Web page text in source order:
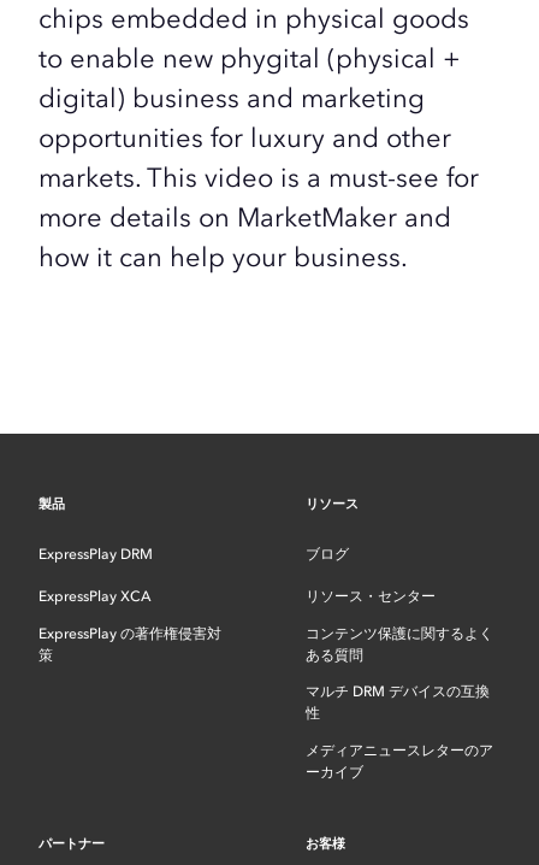
chips embedded in physical goods
to enable new phygital (physical +
digital) business and marketing
opportunities for luxury and other
markets. This video is a must-see for
more details on MarketMaker and
how it can help your business.
製品
ExpressPlay DRM
ExpressPlay XCA
ExpressPlay の著作権侵害対
策
リソース
ブログ
リソース・センター
コンテンツ保護に関するよく
ある質問
マルチ DRM デバイスの互換
性
メディアニュースレターのア
ーカイブ
パートナー お客様